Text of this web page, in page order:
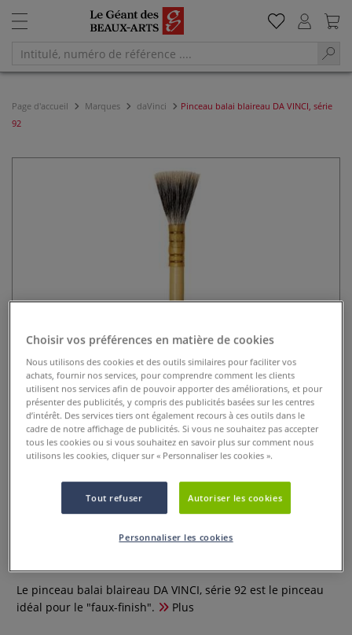
Page d'accueil Marques daVinci
Pinceau balai blaireau DA VINCI, série
92
Pinceau balai blaireau DA VINCI,
Le pinceau balai blaireau DA VINCI, série 92 est le pinceau
idéal pour le "faux-finish".
Plus
Choisir vos préférences en matière de cookies
Nous utilisons des cookies et des outils similaires pour faciliter vos
achats, fournir nos services, pour comprendre comment les clients
utilisent nos services afin de pouvoir apporter des améliorations, et pour
présenter des publicités, y compris des publicités basées sur les centres
d’intérêt. Des services tiers ont également recours à ces outils dans le
cadre de notre affichage de publicités. Si vous ne souhaitez pas accepter
tous les cookies ou si vous souhaitez en savoir plus sur comment nous
utilisons les cookies, cliquer sur « Personnaliser les cookies ».
Tout refuser Autoriser les cookies
Personnaliser les cookies